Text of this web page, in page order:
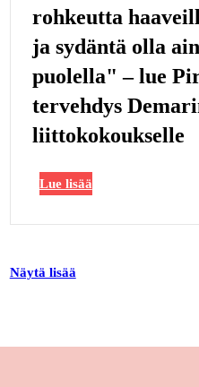
rohkeutta
ja sydäntä olla
puolella" – lue
tervehdys
liittokokoukselle
Lue lisää
Näytä lisää